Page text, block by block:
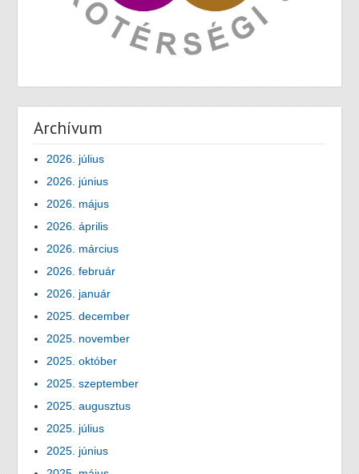
Archívum
2026. július
2026. június
2026. május
2026. április
2026. március
2026. február
2026. január
2025. december
2025. november
2025. október
2025. szeptember
2025. augusztus
2025. július
2025. június